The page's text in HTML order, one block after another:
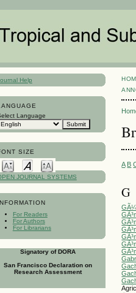
Help
Language
SIZE
JOURNAL SYSTEMS
For Readers
For Authors
For Librarians
Signatory of DORA
San Francisco Declaration on
Research Assessment
A B
G